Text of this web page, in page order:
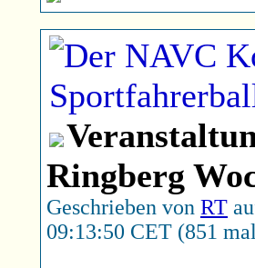
Ringberg
Geschrieben von RT
09:13:50 CET (851